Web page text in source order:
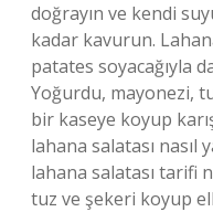
doğrayın ve kendi
kadar kavurun.
patates soyacağıyla
Yoğurdu, mayonezi,
bir kaseye koyup
lahana salatası nasıl
lahana salatası tarifi
tuz ve şekeri koyup